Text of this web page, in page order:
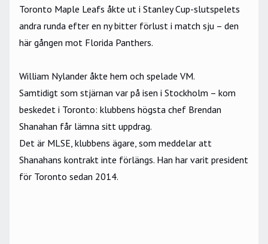
Toronto Maple Leafs åkte ut i Stanley Cup-slutspelets
andra runda efter en ny bitter förlust i match sju – den
här gången mot Florida Panthers.
William Nylander åkte hem och spelade VM.
Samtidigt som stjärnan var på isen i Stockholm – kom
beskedet i Toronto: klubbens högsta chef Brendan
Shanahan får lämna sitt uppdrag.
Det är MLSE, klubbens ägare, som meddelar att
Shanahans kontrakt inte förlängs. Han har varit president
för Toronto sedan 2014.